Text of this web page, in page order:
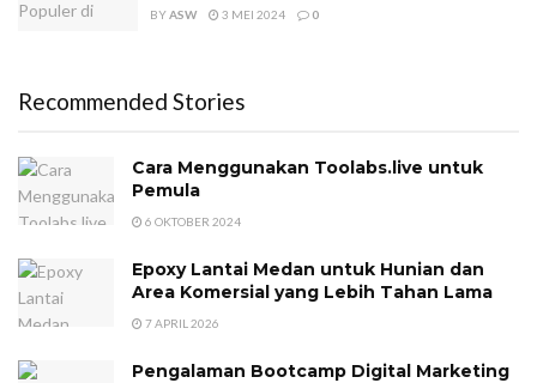
BYASW 3 MEI 2024 0
Recommended Stories
Cara Menggunakan Toolabs.live untuk
Pemula
6 OKTOBER 2024
Epoxy Lantai Medan untuk Hunian dan
Area Komersial yang Lebih Tahan Lama
7 APRIL 2026
Pengalaman Bootcamp Digital Marketing